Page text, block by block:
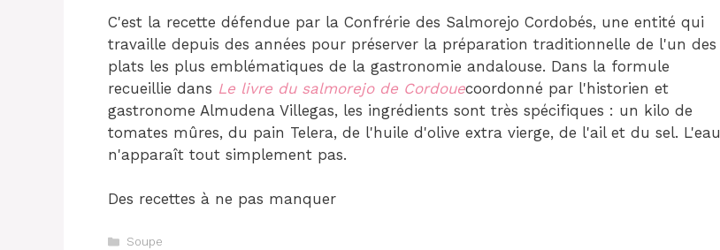
C'est la recette défendue par la Confrérie des Salmorejo Cordobés, une entité qui
travaille depuis des années pour préserver la préparation traditionnelle de l'un des
plats les plus emblématiques de la gastronomie andalouse. Dans la formule
recueillie dans Le livre du salmorejo de Cordouecoordonné par l'historien et
gastronome Almudena Villegas, les ingrédients sont très spécifiques : un kilo de
tomates mûres, du pain Telera, de l'huile d'olive extra vierge, de l'ail et du sel. L'eau
n'apparaît tout simplement pas.
Des recettes à ne pas manquer
Catégories
Soupe